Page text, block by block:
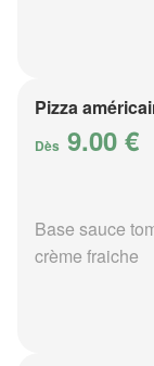
Pizza
Dès 9.00 €
Base sauce
crème fraiche